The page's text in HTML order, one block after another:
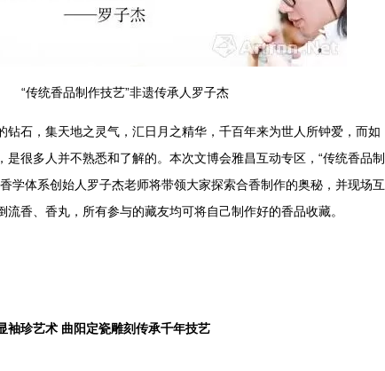
“传统香品制作技艺”非遗传承人 罗子杰
石，集天地之灵气，汇日月之精华，千百年来为世人所钟爱，而如
是很多人并不熟悉和了解的。本次文博会雅昌互动专区，“传统香品制
学体系创始人罗子杰老师将带领大家探索合香制作的奥秘，并现场互
流香、香丸，所有参与的藏友均可将自己制作好的香品收藏。
珍艺术 曲阳定瓷雕刻传承千年技艺